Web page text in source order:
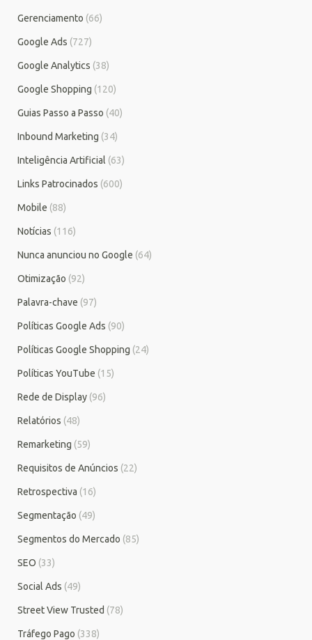
Gerenciamento (66)
Google Ads (727)
Google Analytics (38)
Google Shopping (120)
Guias Passo a Passo (40)
Inbound Marketing (34)
Inteligência Artificial (63)
Links Patrocinados (600)
Mobile (88)
Notícias (116)
Nunca anunciou no Google (64)
Otimização (92)
Palavra-chave (97)
Políticas Google Ads (90)
Políticas Google Shopping (24)
Políticas YouTube (15)
Rede de Display (96)
Relatórios (48)
Remarketing (59)
Requisitos de Anúncios (22)
Retrospectiva (16)
Segmentação (49)
Segmentos do Mercado (85)
SEO (33)
Social Ads (49)
Street View Trusted (78)
Tráfego Pago (338)